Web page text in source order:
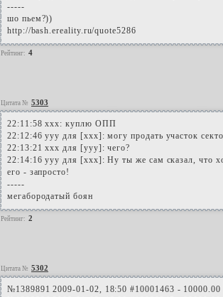
-----
шо пьем?))
http://bash.ereality.ru/quote5286
Рейтинг: 4
Цитата № 5303
22:11:58 ххх: куплю ОПП
22:12:46 ууу для [ххх]: могу продать участок
22:13:21 ххх для [ууу]: чего?
22:14:16 ууу для [ххх]: Ну ты же сам сказал, что
его - запросто!
-----
мегабородатый боян
Рейтинг: 2
Цитата № 5302
№1389891 2009-01-02, 18:50 #10001463 -